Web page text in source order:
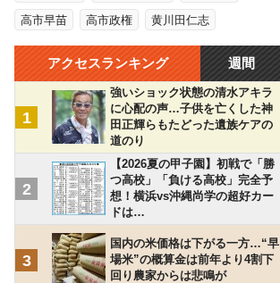
高市早苗 高市政権 黄川田仁志
アクセスランキング 週間
1
強いショック状態の清水アキラ
に心配の声…子供を亡くした神
田正輝らもたどった遺族ケアの
道のり
2
【2026夏の甲子園】初戦で「勝
つ高校」「負ける高校」完全予
想！横浜vs沖縄尚学の超好カー
ドは…
3
国内の米価格は下がる一方…“早
場米”の概算金は前年より4割下
回り農家からは悲鳴が